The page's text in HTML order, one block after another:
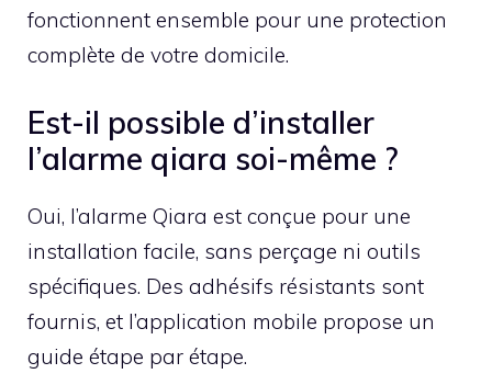
fonctionnent ensemble pour une protection
complète de votre domicile.
Est-il possible d’installer
l’alarme qiara soi-même ?
Oui, l’alarme Qiara est conçue pour une
installation facile, sans perçage ni outils
spécifiques. Des adhésifs résistants sont
fournis, et l’application mobile propose un
guide étape par étape.